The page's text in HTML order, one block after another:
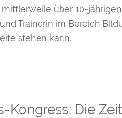
über 10-jährigen
Trainerin im Bereich
stehen kann.
Kongress: Die